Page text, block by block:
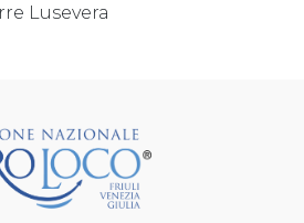
Lusevera